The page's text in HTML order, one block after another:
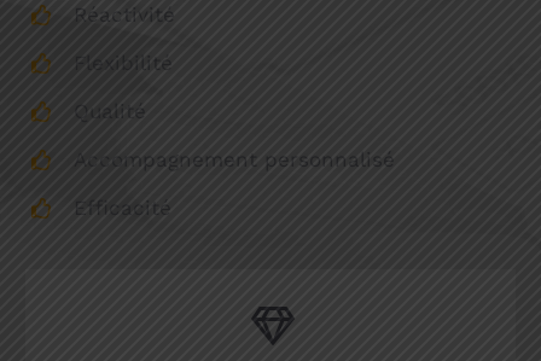
Réactivité
Flexibilité
Qualité
Accompagnement personnalisé
Efficacité